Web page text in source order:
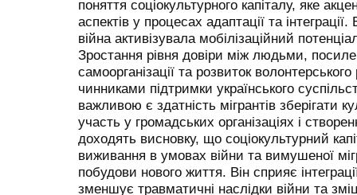
поняття соціокультурного капіталу, яке
аспектів у процесах адаптації та
війна активізувала мобілізаційний
Зростання рівня довіри між людьми,
самоорганізації та розвиток
чинниками підтримки українського
важливою є здатність мігрантів зберігати
участь у громадських організаціях і
доходять висновку, що соціокультурний
виживання в умовах війни та вимушеної
побудови нового життя. Він сприяє
зменшує травматичні наслідки війни та